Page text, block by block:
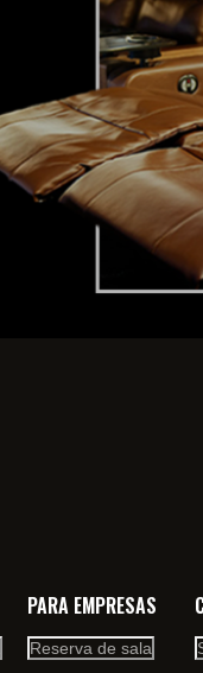
PARA EMPRESAS
Reserva de sala